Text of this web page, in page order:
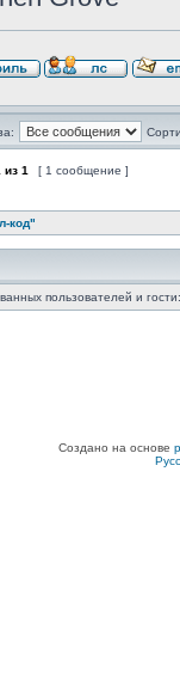
из 1 [ 1 сообщение ]
код"
пользователей и
Создано на основе